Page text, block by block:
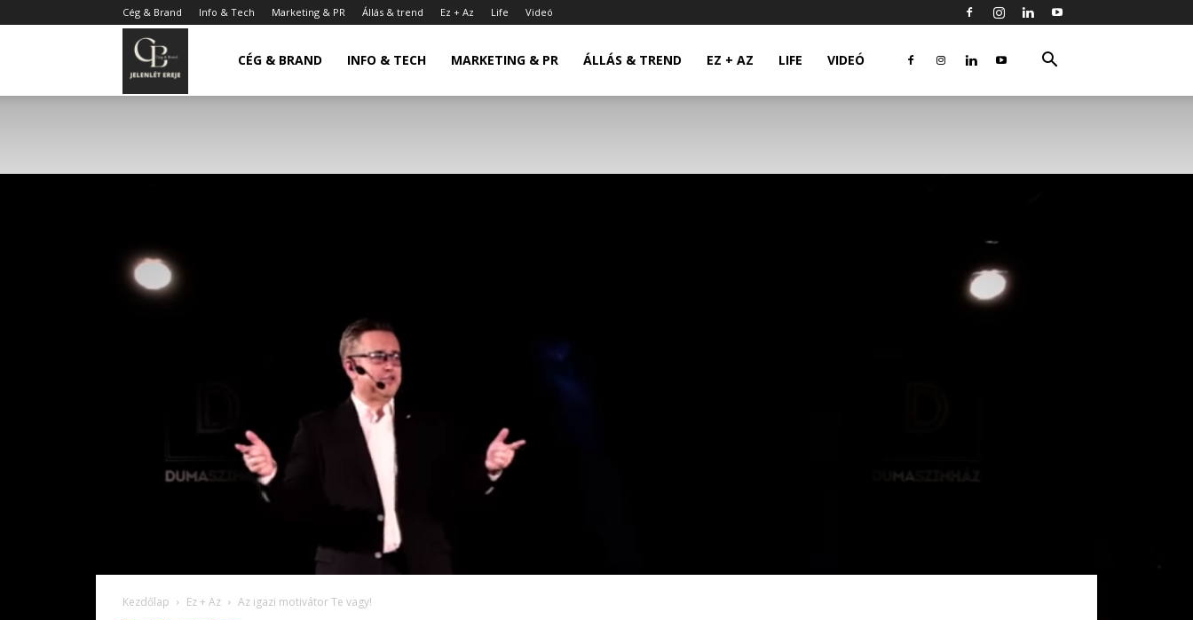
Cég & Brand Info & Tech Marketing & PR Állás & trend Ez + Az Life Videó
CÉG & BRAND INFO & TECH MARKETING & PR ÁLLÁS & TREND EZ + AZ LIFE VIDEÓ
Kezdőlap Ez + Az Az igazi motivátor Te vagy!